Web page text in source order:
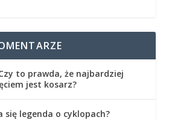
to prawda, że najbardziej
jest kosarz?
się legenda o cyklopach?